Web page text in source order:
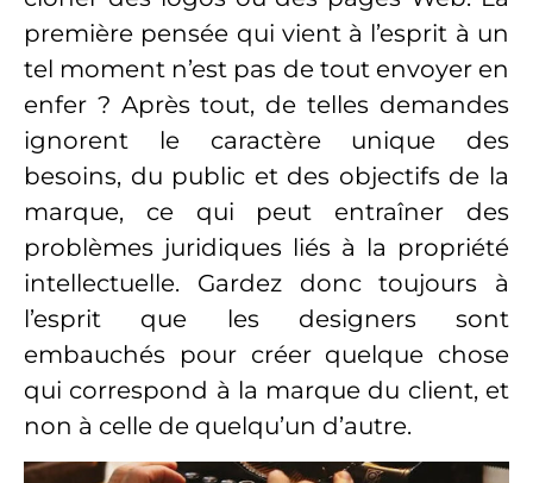
première pensée qui vient à l’esprit à un
tel moment n’est pas de tout envoyer en
enfer ? Après tout, de telles demandes
ignorent le caractère unique des
besoins, du public et des objectifs de la
marque, ce qui peut entraîner des
problèmes juridiques liés à la propriété
intellectuelle. Gardez donc toujours à
l’esprit que les designers sont
embauchés pour créer quelque chose
qui correspond à la marque du client, et
non à celle de quelqu’un d’autre.